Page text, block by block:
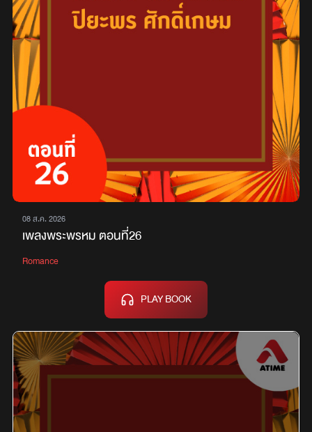
08 ส.ค. 2026
เพลงพระพรหม ตอนที่26
Romance
PLAY BOOK